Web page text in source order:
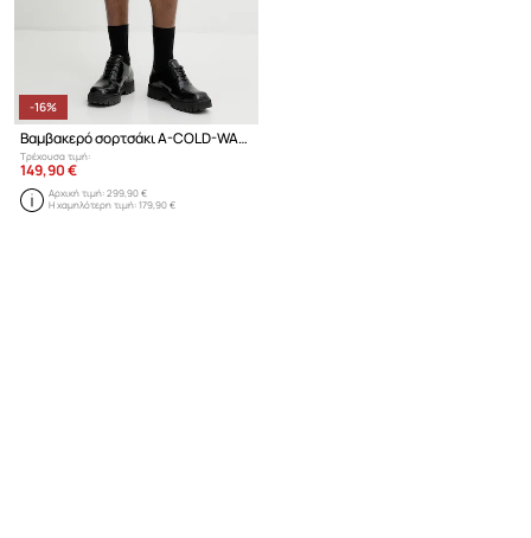
-16%
Βαμβακερό σορτσάκι A-COLD-WALL*
Τρέχουσα τιμή:
149,90 €
Αρχική τιμή:299,90 €
Η χαμηλότερη τιμή:179,90 €